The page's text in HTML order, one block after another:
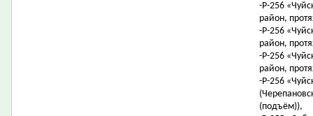
-Р-256
район,
-Р-256
район,
-Р-256
район,
-Р-256
(подъём)),